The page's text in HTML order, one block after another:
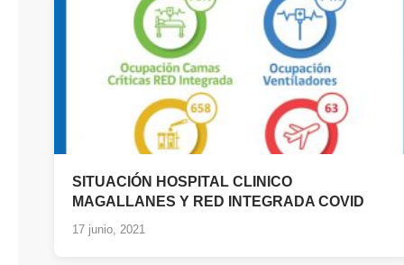
SITUACIÓN HOSPITAL CLINICO
MAGALLANES Y RED INTEGRADA COVID
17 junio, 2021